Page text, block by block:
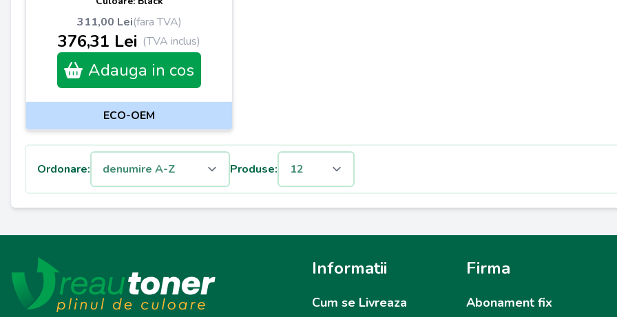
311,00 Lei(fara TVA)
376,31 Lei (TVA inclus)
Adauga in cos
ECO-OEM
Ordonare: Produse:
Informatii
Cum se Livreaza
Firma
Abonament fix